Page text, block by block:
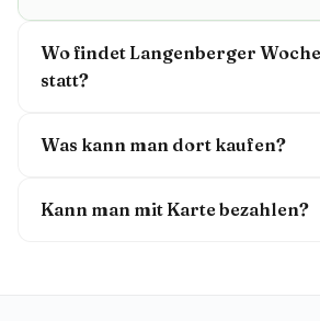
Wo findet Langenberger
statt?
Was kann man dort kaufen?
Kann man mit Karte bezahlen?